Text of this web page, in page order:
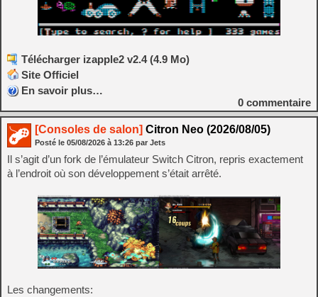
Télécharger izapple2 v2.4 (4.9 Mo)
Site Officiel
En savoir plus…
0 commentaire
[Consoles de salon] Citron Neo (2026/08/05)
Posté le 05/08/2026 à 13:26 par Jets
Il s’agit d’un fork de l’émulateur Switch Citron, repris exactement
à l’endroit où son développement s’était arrêté.
Les changements: